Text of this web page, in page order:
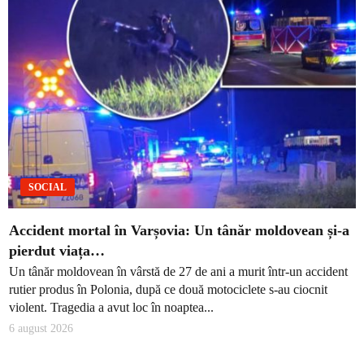
SOCIAL
Accident mortal în Varșovia: Un tânăr moldovean și-a
pierdut viața…
Un tânăr moldovean în vârstă de 27 de ani a murit într-un accident
rutier produs în Polonia, după ce două motociclete s-au ciocnit
violent. Tragedia a avut loc în noaptea...
6 august 2026